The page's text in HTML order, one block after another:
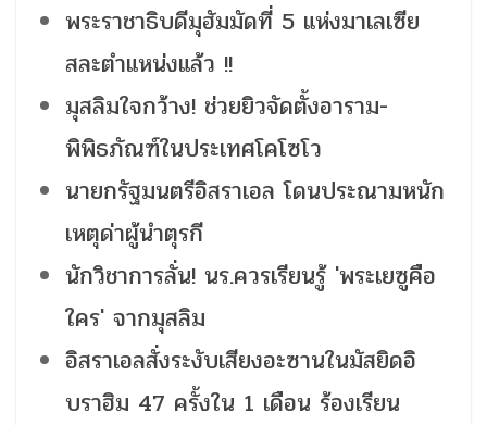
พระราชาธิบดีมุฮัมมัดที่ 5 แห่งมาเลเซีย
สละตำแหน่งแล้ว !!
มุสลิมใจกว้าง! ช่วยยิวจัดตั้งอาราม-
พิพิธภัณฑ์ในประเทศโคโซโว
นายกรัฐมนตรีอิสราเอล โดนประณามหนัก
เหตุด่าผู้นำตุรกี
นักวิชาการลั่น! นร.ควรเรียนรู้ 'พระเยซูคือ
ใคร' จากมุสลิม
อิสราเอลสั่งระงับเสียงอะซานในมัสยิดอิ
บราฮิม 47 ครั้งใน 1 เดือน ร้องเรียน